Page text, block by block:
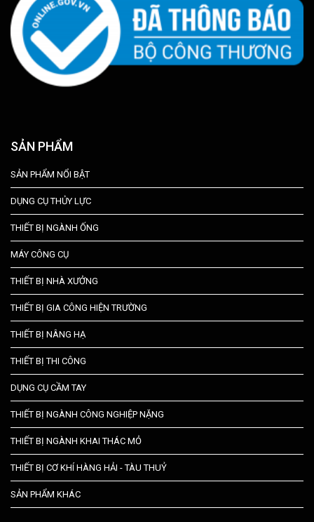
SẢN PHẨM
SẢN PHẨM NỔI BẬT
DỤNG CỤ THỦY LỰC
THIẾT BỊ NGÀNH ỐNG
MÁY CÔNG CỤ
THIẾT BỊ NHÀ XƯỞNG
THIẾT BỊ GIA CÔNG HIỆN TRƯỜNG
THIẾT BỊ NÂNG HẠ
THIẾT BỊ THI CÔNG
DỤNG CỤ CẦM TAY
THIẾT BỊ NGÀNH CÔNG NGHIỆP NẶNG
THIẾT BỊ NGÀNH KHAI THÁC MỎ
THIẾT BỊ CƠ KHÍ HÀNG HẢI - TÀU THUỶ
SẢN PHẨM KHÁC